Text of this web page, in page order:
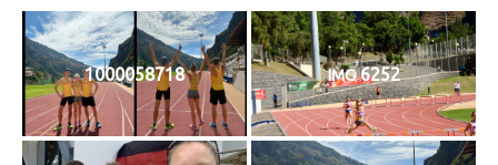
1000058718 IMG6252